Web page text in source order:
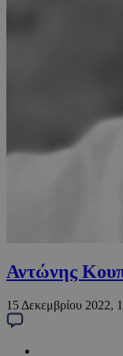
Αντώνης
15 Δεκεμβρίου 2022,